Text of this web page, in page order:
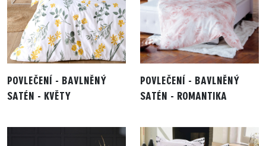
POVLEČENÍ - BAVLNĚNÝ
SATÉN - KVĚTY
POVLEČENÍ - BAVLNĚNÝ
SATÉN - ROMANTIKA